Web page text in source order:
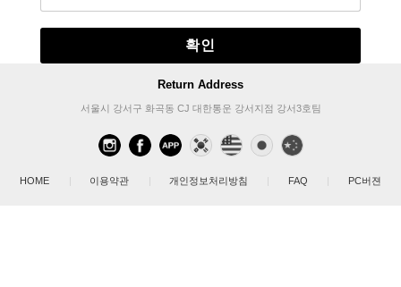
확인
Return Address
서울시 강서구 화곡동 CJ 대한통운 강서지점 강서3호팀
HOME | 이용약관 | 개인정보처리방침 | FAQ | PC버젼